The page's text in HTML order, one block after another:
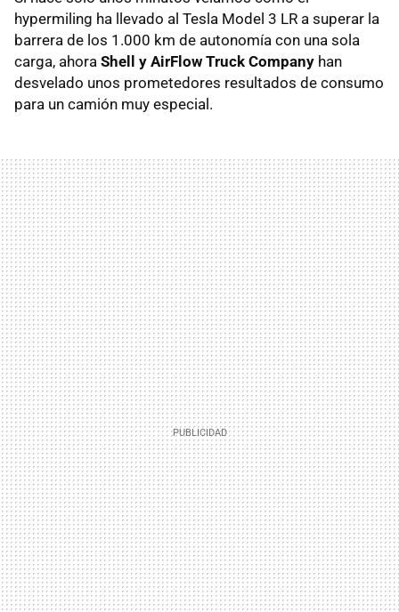
hypermiling ha llevado al Tesla Model 3 LR a superar la
barrera de los 1.000 km de autonomía con una sola
carga, ahora Shell y AirFlow Truck Company han
desvelado unos prometedores resultados de consumo
para un camión muy especial.